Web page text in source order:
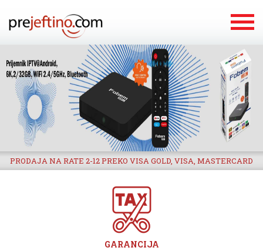
PRODAJA NA RATE 2-12 PREKO VISA GOLD, VISA, MASTERCARD
GARANCIJA